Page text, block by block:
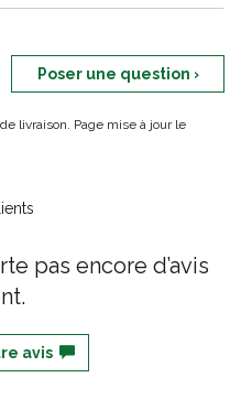
Poser une question ›
livraison. Page mise à jour le
pas encore d’avis
avis